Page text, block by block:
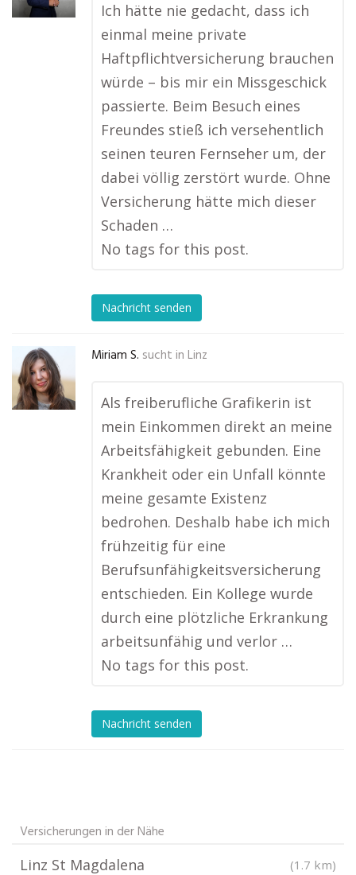
Ich hätte nie gedacht, dass ich
einmal meine private
Haftpflichtversicherung brauchen
würde – bis mir ein Missgeschick
passierte. Beim Besuch eines
Freundes stieß ich versehentlich
seinen teuren Fernseher um, der
dabei völlig zerstört wurde. Ohne
Versicherung hätte mich dieser
Schaden …
No tags for this post.
Nachricht senden
Miriam S. sucht in Linz
Als freiberufliche Grafikerin ist
mein Einkommen direkt an meine
Arbeitsfähigkeit gebunden. Eine
Krankheit oder ein Unfall könnte
meine gesamte Existenz
bedrohen. Deshalb habe ich mich
frühzeitig für eine
Berufsunfähigkeitsversicherung
entschieden. Ein Kollege wurde
durch eine plötzliche Erkrankung
arbeitsunfähig und verlor …
No tags for this post.
Nachricht senden
Versicherungen in der Nähe
Linz St Magdalena (1.7 km)